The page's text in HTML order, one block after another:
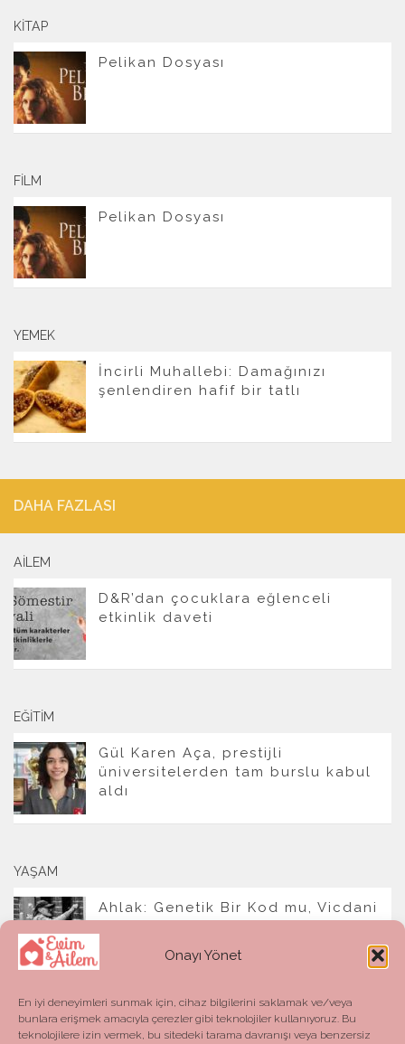
Onayı Yönet
En iyi deneyimleri sunmak için, cihaz bilgilerini saklamak ve/veya
bunlara erişmek amacıyla çerezler gibi teknolojiler kullanıyoruz. Bu
teknolojilere izin vermek, bu sitedeki tarama davranışı veya benzersiz
KITAP
Pelikan Dosyası
FILM
Pelikan Dosyası
YEMEK
İncirli Muhallebi: Damağınızı
şenlendiren hafif bir tatlı
DAHA FAZLASI
AILEM
D&R’dan çocuklara eğlenceli
etkinlik daveti
EĞITIM
Gül Karen Aça, prestijli
üniversitelerden tam burslu kabul
aldı
YAŞAM
Ahlak: Genetik Bir Kod mu, Vicdani